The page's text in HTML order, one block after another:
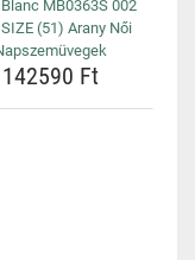
MB0363S 002
(51) Arany Női
142590 Ft